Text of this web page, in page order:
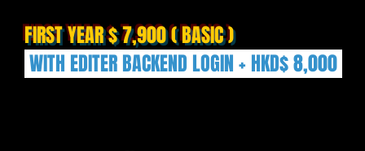
FIRST YEAR $ 7,900 ( BASIC )
WITH EDITER BACKEND LOGIN + HKD$ 8,000